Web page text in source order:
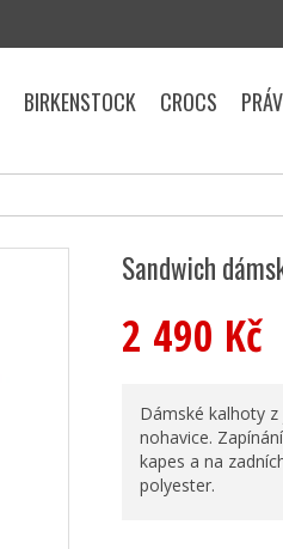
Sandwich
2 490 Kč
Dámské kalhoty
nohavice.
kapes a na
polyester.
BIRKENSTOCK CROCS